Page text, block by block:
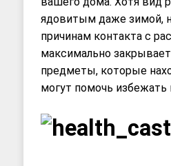
ядовитым даже зимой,
причинам контакта с
максимально
предметы, которые
могут помочь